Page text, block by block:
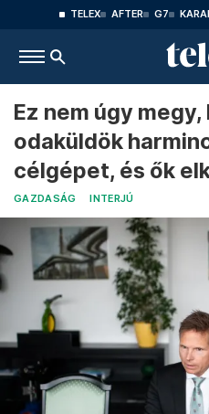
TELEX AFTER G7
Ez nem úgy
odaküldök
célgépet, és ők
GAZDASÁG INTERJÚ